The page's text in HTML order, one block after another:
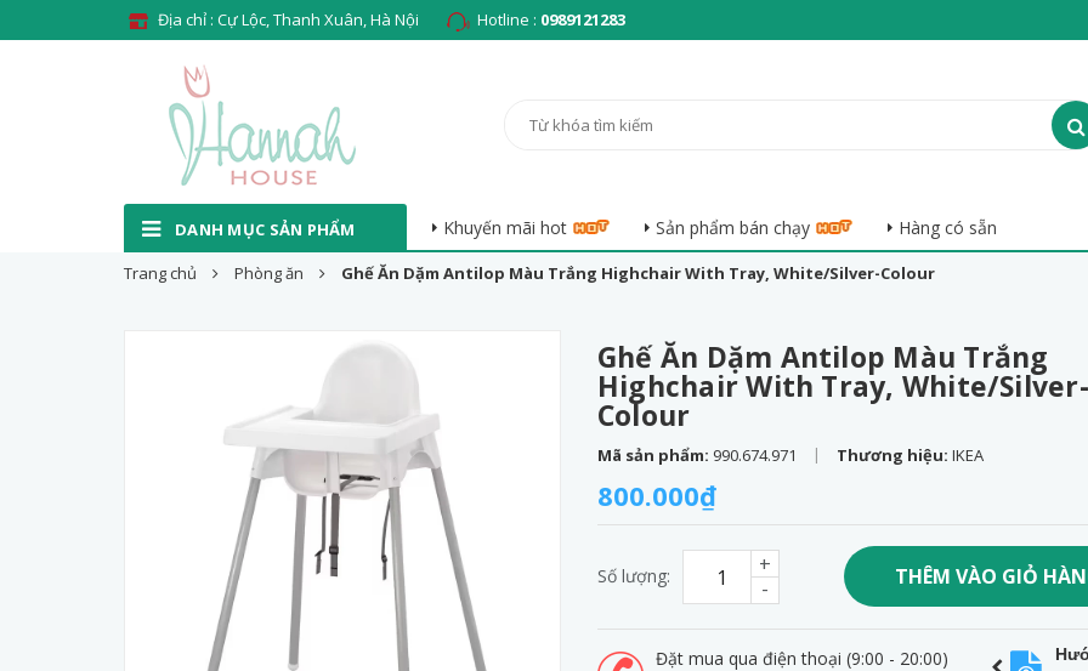
Địa chỉ : Cự Lộc, Thanh Xuân, Hà Nội Hotline : 0989121283
DANH MỤC SẢN PHẨM Khuyến mãi hot Sản phẩm bán chạy Hàng có sẵn
Trang chủ Phòng ăn Ghế Ăn Dặm Antilop Màu Trắng Highchair With Tray, White/Silver-Colour
Ghế Ăn Dặm Antilop Màu Trắng
Highchair With Tray, White/Silver-
Colour
Mã sản phẩm: 990.674.971 | Thương hiệu: IKEA
800.000₫
Số lượng: -
+ THÊM VÀO GIỎ
Đặt mua qua điện thoại (9:00 - 20:00)